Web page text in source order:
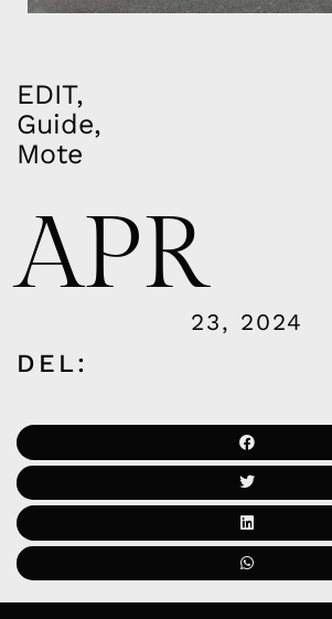
EDIT,
Guide,
Mote
APR
23, 2024
DEL: